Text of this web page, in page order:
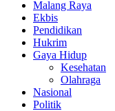
Malang Raya
Ekbis
Pendidikan
Hukrim
Gaya Hidup
Kesehatan
Olahraga
Nasional
Politik